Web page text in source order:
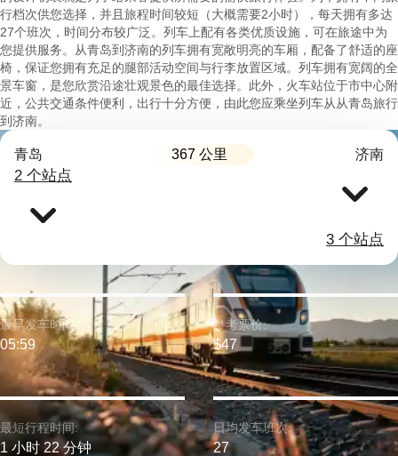
行档次供您选择，并且旅程时间较短（大概需要2小时），每天拥有多达
27个班次，时间分布较广泛。列车上配有各类优质设施，可在旅途中为
您提供服务。从青岛到济南的列车拥有宽敞明亮的车厢，配备了舒适的座
椅，保证您拥有充足的腿部活动空间与行李放置区域。列车拥有宽阔的全
景车窗，是您欣赏沿途壮观景色的最佳选择。此外，火车站位于市中心附
近，公共交通条件便利，出行十分方便，由此您应乘坐列车从从青岛旅行
到济南。
青岛 367 公里 济南
2 个站点
3 个站点
最短行程时间:
1 小时 22 分钟
最早发车时间:
05:59
参考票价:
$47
日均发车班次:
27